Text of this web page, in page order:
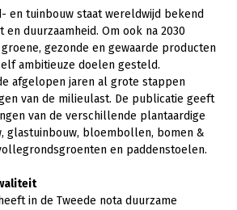
energie
en onderwijs
en tuinbouw staat wereldwijd bekend
en duurzaamheid. Om ook na 2030
gezonde en gewaarde producten
ambitieuze doelen gesteld.
afgelopen jaren al grote stappen
van de milieulast. De publicatie geeft
van de verschillende plantaardige
glastuinbouw, bloembollen, bomen &
en paddenstoelen.
in de Tweede nota duurzame